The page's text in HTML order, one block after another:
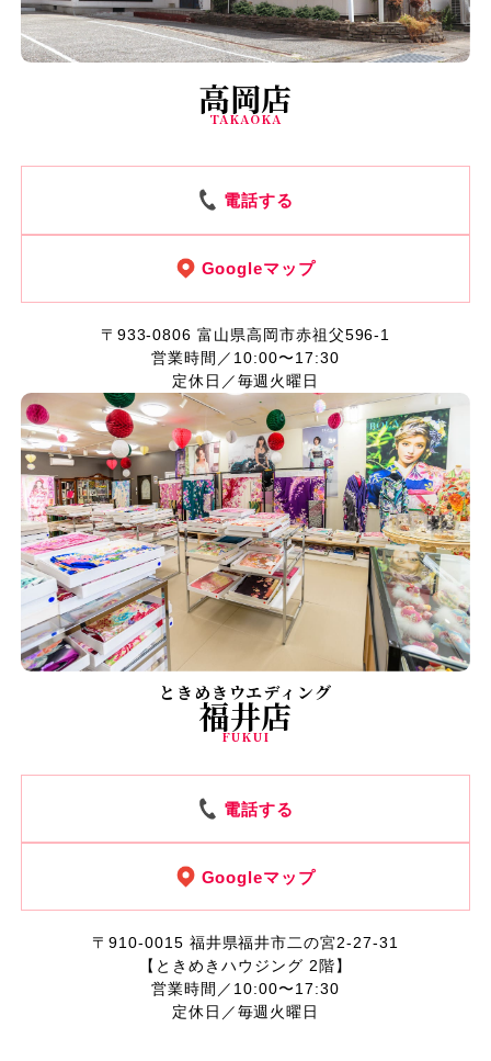
高岡店
TAKAOKA
電話する
Googleマップ
〒933-0806 富山県高岡市赤祖父596-1
営業時間／10:00〜17:30
定休日／毎週火曜日
ときめきウエディング
福井店
FUKUI
電話する
Googleマップ
〒910-0015 福井県福井市二の宮2-27-31
【ときめきハウジング 2階】
営業時間／10:00〜17:30
定休日／毎週火曜日